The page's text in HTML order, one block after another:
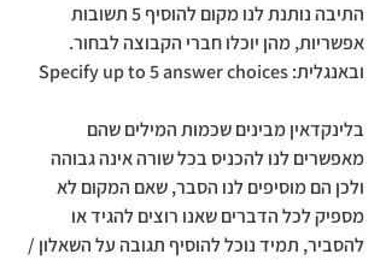
התיבה נותנת לנו מקום להוסיף 5 תשובות
אפשריות, מהן יוכלו חברי הקבוצה לבחור.
ובאנגלית: Specify up to 5 answer choices
בלינקדאין מבינים שכמות המילים שהם
מאפשרים לנו להכניס בכל שורה אינה גבוהה
ולכן הם מוסיפים לנו הסבר, שאם המקום לא
מספיק לכל הדברים שאנו רוצים להגיד או
להסביר, תמיד נוכל להוסיף תגובה על השאלון /